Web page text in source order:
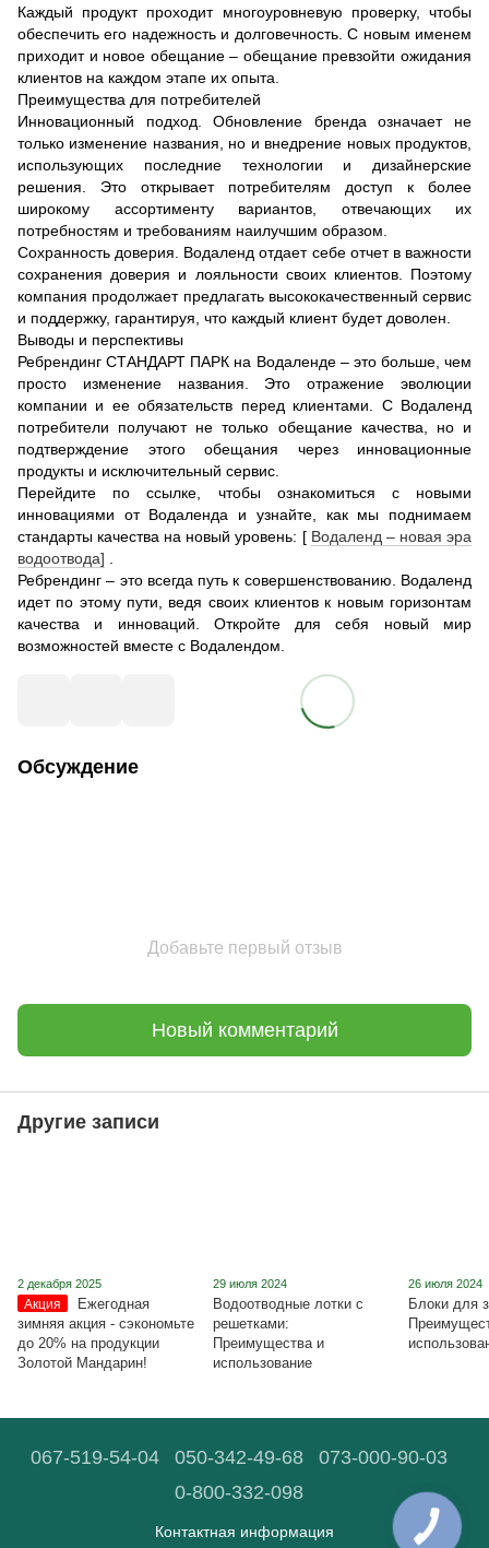
Каждый продукт проходит многоуровневую проверку, чтобы
обеспечить его надежность и долговечность. С новым именем
приходит и новое обещание – обещание превзойти ожидания
клиентов на каждом этапе их опыта.
Преимущества для потребителей
Инновационный подход. Обновление бренда означает не
только изменение названия, но и внедрение новых продуктов,
использующих последние технологии и дизайнерские
решения. Это открывает потребителям доступ к более
широкому ассортименту вариантов, отвечающих их
потребностям и требованиям наилучшим образом.
Сохранность доверия. Водаленд отдает себе отчет в важности
сохранения доверия и лояльности своих клиентов. Поэтому
компания продолжает предлагать высококачественный сервис
и поддержку, гарантируя, что каждый клиент будет доволен.
Выводы и перспективы
Ребрендинг СТАНДАРТ ПАРК на Водаленде – это больше, чем
просто изменение названия. Это отражение эволюции
компании и ее обязательств перед клиентами. С Водаленд
потребители получают не только обещание качества, но и
подтверждение этого обещания через инновационные
продукты и исключительный сервис.
Перейдите по ссылке, чтобы ознакомиться с новыми
инновациями от Водаленда и узнайте, как мы поднимаем
стандарты качества на новый уровень: [ Водаленд – новая эра
водоотвода]
Ребрендинг – это всегда путь к совершенствованию. Водаленд
идет по этому пути, ведя своих клиентов к новым горизонтам
качества и инноваций. Откройте для себя новый мир
возможностей вместе с Водалендом.
Обсуждение
Добавьте первый отзыв
Новый комментарий
Другие записи
2 декабря 2025
Акция
Ежегодная
зимняя акция - сэкономьте
до 20% на продукции
Золотой Мандарин!
29 июля 2024
Водоотводные лотки с
решетками:
Преимущества и
использование
26 июля 2024
Блоки для
067-519-54-04 050-342-49-68
073-000-90-03
0-800-332-098
Контактная информация